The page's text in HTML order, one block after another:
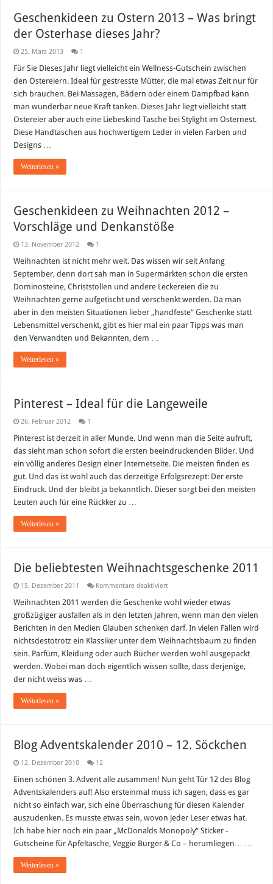
Geschenkideen zu Ostern 2013 – Was bringt
der Osterhase dieses Jahr?
25. März 2013 1
Für Sie Dieses Jahr liegt vielleicht ein Wellness-Gutschein zwischen
den Ostereiern. Ideal für gestresste Mütter, die mal etwas Zeit nur für
sich brauchen. Bei Massagen, Bädern oder einem Dampfbad kann
man wunderbar neue Kraft tanken. Dieses Jahr liegt vielleicht statt
Ostereier aber auch eine Liebeskind Tasche bei Stylight im Osternest.
Diese Handtaschen aus hochwertigem Leder in vielen Farben und
Designs …
Weiterlesen »
Geschenkideen zu Weihnachten 2012 –
Vorschläge und Denkanstöße
13. November 2012 1
Weihnachten ist nicht mehr weit. Das wissen wir seit Anfang
September, denn dort sah man in Supermärkten schon die ersten
Dominosteine, Christstollen und andere Leckereien die zu
Weihnachten gerne aufgetischt und verschenkt werden. Da man
aber in den meisten Situationen lieber „handfeste“ Geschenke statt
Lebensmittel verschenkt, gibt es hier mal ein paar Tipps was man
den Verwandten und Bekannten, dem …
Weiterlesen »
Pinterest – Ideal für die Langeweile
26. Februar 2012 1
Pinterest ist derzeit in aller Munde. Und wenn man die Seite aufruft,
das sieht man schon sofort die ersten beeindruckenden Bilder. Und
ein völlig anderes Design einer Internetseite. Die meisten finden es
gut. Und das ist wohl auch das derzeitige Erfolgsrezept: Der erste
Eindruck. Und der bleibt ja bekanntlich. Dieser sorgt bei den meisten
Leuten auch für eine Rückker zu …
Weiterlesen »
Die beliebtesten Weihnachtsgeschenke 2011
15. Dezember 2011 Kommentare deaktiviertfür
beliebtesten
2011
Weihnachten 2011 werden die Geschenke wohl wieder etwas
großzügiger ausfallen als in den letzten Jahren, wenn man den vielen
Berichten in den Medien Glauben schenken darf. In vielen Fällen wird
nichtsdestotrotz ein Klassiker unter dem Weihnachtsbaum zu finden
sein. Parfüm, Kleidung oder auch Bücher werden wohl ausgepackt
werden. Wobei man doch eigentlich wissen sollte, dass derjenige,
der nicht weiss was …
Weiterlesen »
Blog Adventskalender 2010 – 12. Söckchen
12. Dezember 2010 12
Einen schönen 3. Advent alle zusammen! Nun geht Tür 12 des Blog
Adventskalenders auf! Also ersteinmal muss ich sagen, dass es gar
nicht so einfach war, sich eine Überraschung für diesen Kalender
auszudenken. Es musste etwas sein, wovon jeder Leser etwas hat.
Ich habe hier noch ein paar „McDonalds Monopoly“ Sticker -
Gutscheine für Apfeltasche, Veggie Burger & Co – herumliegen… …
Weiterlesen »